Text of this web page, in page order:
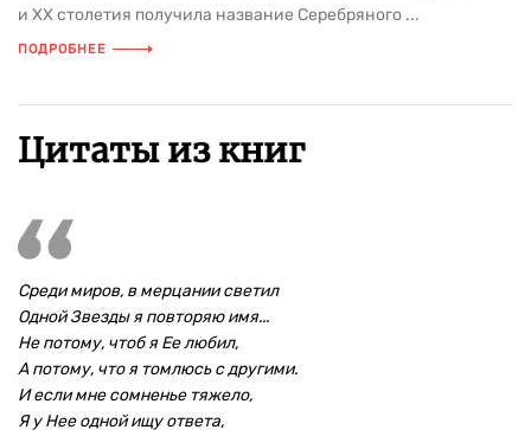
и XX столетия получила название Серебряного ...
ПОДРОБНЕЕ
Цитаты из книг
Среди миров, в мерцании светил
Одной Звезды я повторяю имя...
Не потому, чтоб я Ее любил,
А потому, что я томлюсь с другими.
И если мне сомненье тяжело,
Я у Нее одной ищу ответа,